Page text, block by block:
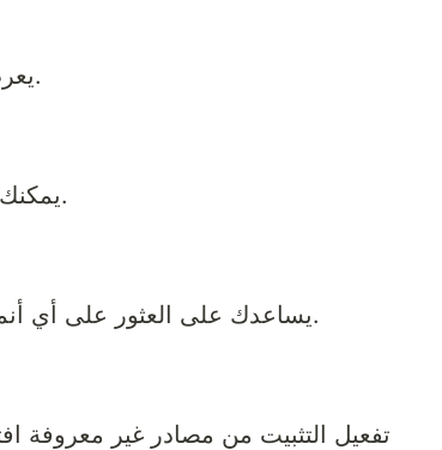
يعرض جميع الحلقات والأعمال التي شاهدتها مسبقًا.
يمكنك إضافة الأنميات التي تخطط لمشاهدتها مستقبلًا.
يساعدك على العثور على أي أنمي بسرعة من خلال نتائج دقيقة واقتراحات ذكية.
تفعيل التثبيت من مصادر غير معروفة